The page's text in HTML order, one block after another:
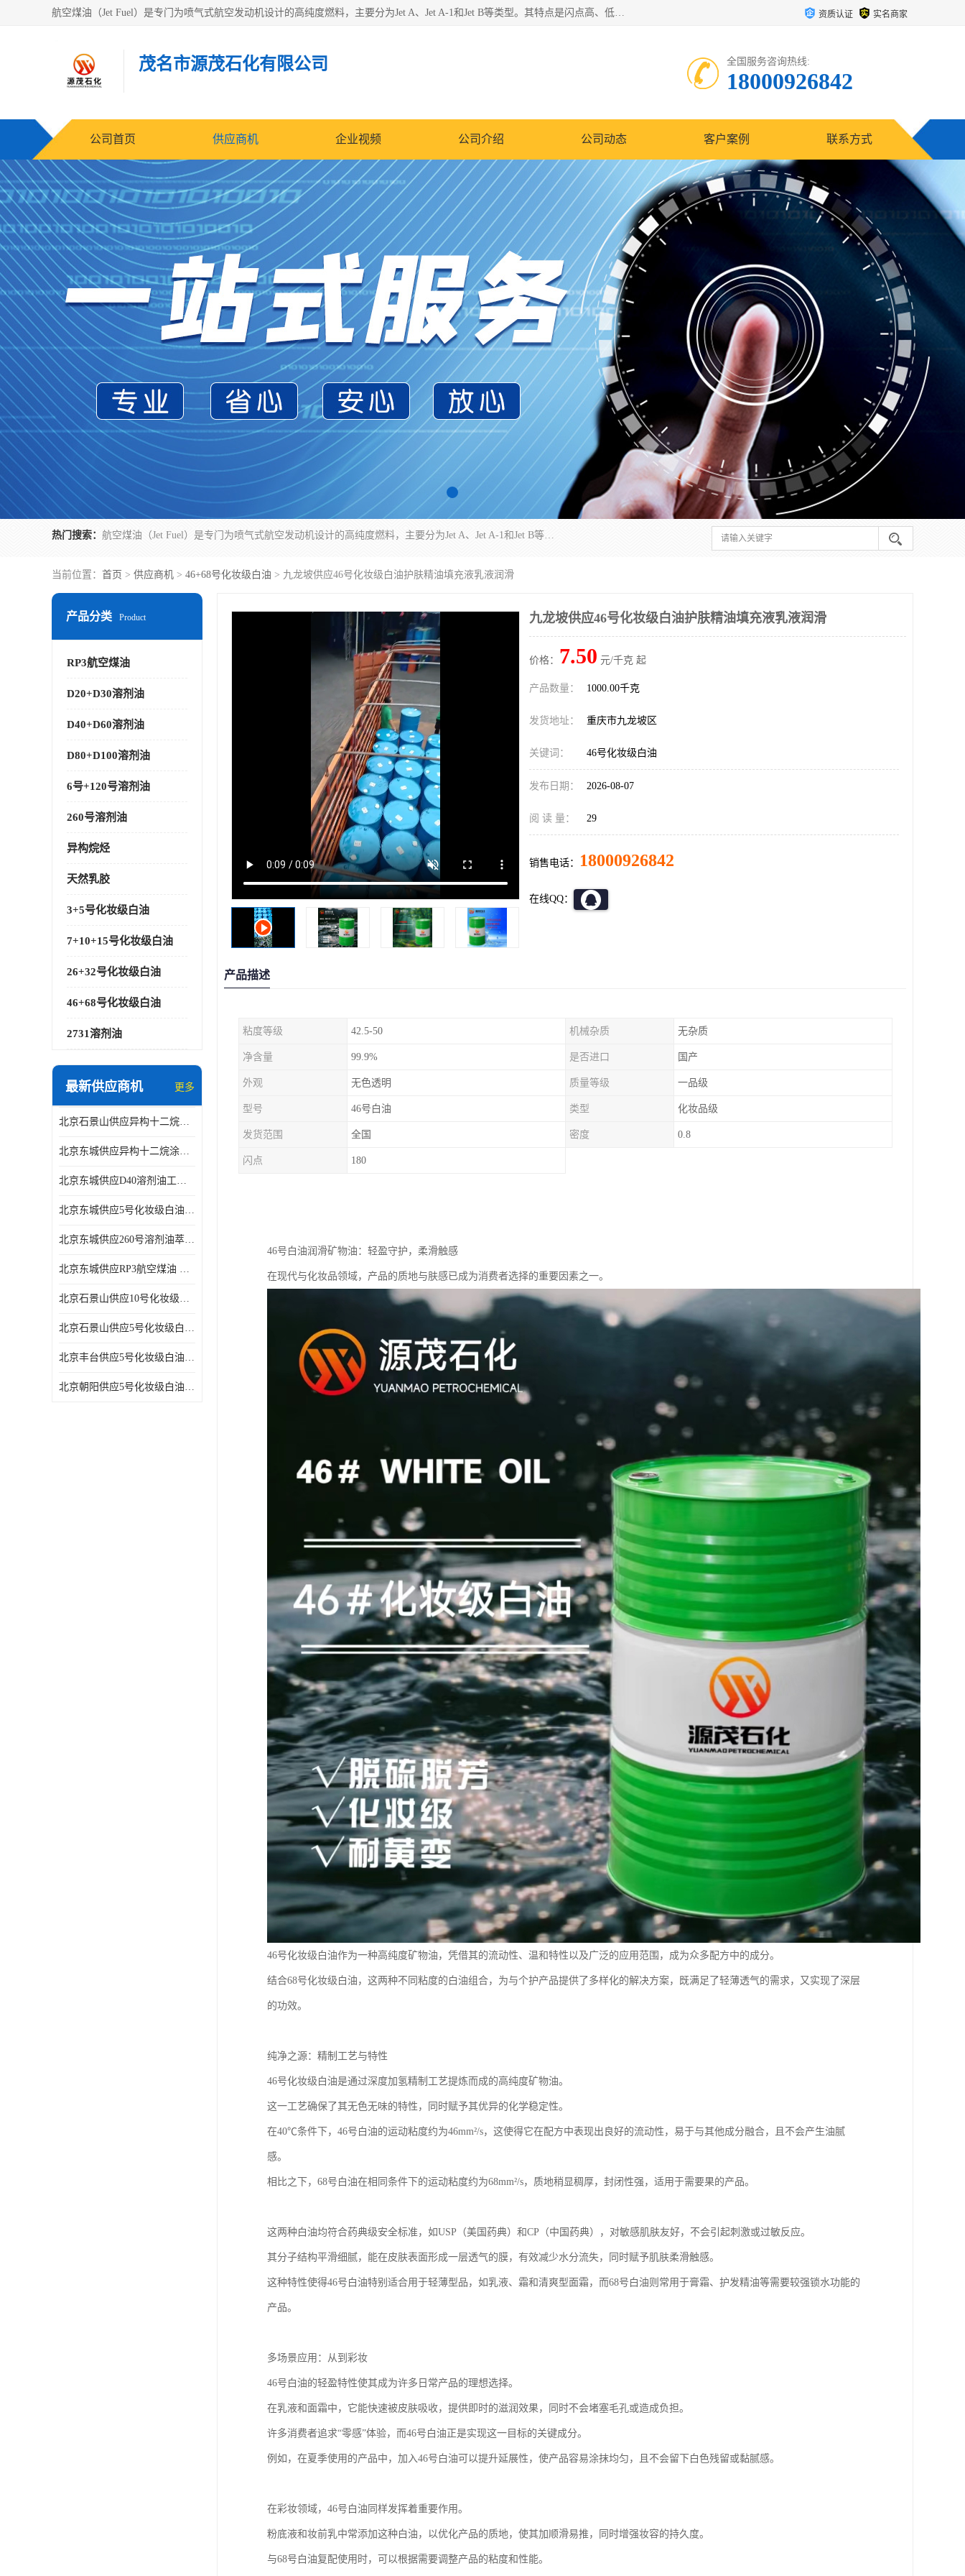
航空煤油（Jet Fuel）是专门为喷气式航空发动机设计的高纯度燃料，主要分为Jet A、Jet A-1和Jet B等类型。其特点是闪点高、低温流动性好，并添加了抗静电剂和抗氧化剂以确保飞行安全。航空煤油需 资质认证 实名商家
茂名市源茂石化有限公司 全国服务咨询热线:
18000926842
公司首页 供应商机 企业视频 公司介绍 公司动态 客户案例 联系方式
热门搜索： 航空煤油（Jet Fuel）是专门为喷气式航空发动机设计的高纯度燃料，主要分为Jet A、Jet A-1和Jet B等类型。其特点是闪点高、低温流动性好，并添加了抗静电剂和抗氧化剂以确保飞行安全。航空煤油需
当前位置： 首页 > 供应商机 > 46+68号化妆级白油 > 九龙坡供应46号化妆级白油护肤精油填充液乳液润滑
产品分类 Product
RP3航空煤油
D20+D30溶剂油
D40+D60溶剂油
D80+D100溶剂油
6号+120号溶剂油
260号溶剂油
异构烷烃
天然乳胶
3+5号化妆级白油
7+10+15号化妆级白油
26+32号化妆级白油
46+68号化妆级白油
2731溶剂油
最新供应商机 更多
北京石景山供应异构十二烷香精助剂
北京东城供应异构十二烷涂料胶粘油墨稀释剂
北京东城供应D40溶剂油工业金属清洗
北京东城供应5号化妆级白油钻井液润滑剂
北京东城供应260号溶剂油萃取溶剂油金属萃取剂
北京东城供应RP3航空煤油 高含量国标工业级航空煤油燃料油 无色透明
北京石景山供应10号化妆级白油高精密机械润滑油
北京石景山供应5号化妆级白油缝纫机油 设备润滑油
北京丰台供应5号化妆级白油纤维与织物柔软光亮
北京朝阳供应5号化妆级白油纺织时的润滑剂
九龙坡供应46号化妆级白油护肤精油填充液乳液润滑
价格： 7.50 元/千克 起
产品数量： 1000.00千克
发货地址： 重庆市九龙坡区
关键词： 46号化妆级白油
发布日期： 2026-08-07
阅 读 量： 29
销售电话： 18000926842
在线QQ：
产品描述
粘度等级 42.5-50 机械杂质 无杂质
净含量 99.9% 是否进口 国产
外观 无色透明 质量等级 一品级
型号 46号白油 类型 化妆品级
发货范围 全国 密度 0.8
闪点 180
46号白油润滑矿物油：轻盈守护，柔滑触感
在现代与化妆品领域，产品的质地与肤感已成为消费者选择的重要因素之一。
46号化妆级白油作为一种高纯度矿物油，凭借其的流动性、温和特性以及广泛的应用范围，成为众多配方中的成分。
结合68号化妆级白油，这两种不同粘度的白油组合，为与个护产品提供了多样化的解决方案，既满足了轻薄透气的需求，又实现了深层
的功效。
纯净之源：精制工艺与特性
46号化妆级白油是通过深度加氢精制工艺提炼而成的高纯度矿物油。
这一工艺确保了其无色无味的特性，同时赋予其优异的化学稳定性。
在40℃条件下，46号白油的运动粘度约为46mm²/s，这使得它在配方中表现出良好的流动性，易于与其他成分融合，且不会产生油腻
感。
相比之下，68号白油在相同条件下的运动粘度约为68mm²/s，质地稍显稠厚，封闭性强，适用于需要果的产品。
这两种白油均符合药典级安全标准，如USP（美国药典）和CP（中国药典），对敏感肌肤友好，不会引起刺激或过敏反应。
其分子结构平滑细腻，能在皮肤表面形成一层透气的膜，有效减少水分流失，同时赋予肌肤柔滑触感。
这种特性使得46号白油特别适合用于轻薄型品，如乳液、霜和清爽型面霜，而68号白油则常用于膏霜、护发精油等需要较强锁水功能的
产品。
多场景应用：从到彩妆
46号白油的轻盈特性使其成为许多日常产品的理想选择。
在乳液和面霜中，它能快速被皮肤吸收，提供即时的滋润效果，同时不会堵塞毛孔或造成负担。
许多消费者追求“零感”体验，而46号白油正是实现这一目标的关键成分。
例如，在夏季使用的产品中，加入46号白油可以提升延展性，使产品容易涂抹均匀，且不会留下白色残留或黏腻感。
在彩妆领域，46号白油同样发挥着重要作用。
粉底液和妆前乳中常添加这种白油，以优化产品的质地，使其加顺滑易推，同时增强妆容的持久度。
与68号白油复配使用时，可以根据需要调整产品的粘度和性能。